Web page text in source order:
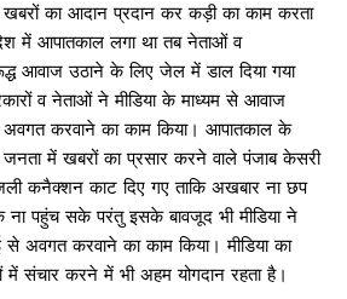
का आदान प्रदान कर कड़ी का काम करता
में आपातकाल लगा था तब नेताओं व
आवाज उठाने के लिए जेल में डाल दिया गया
व नेताओं ने मीडिया के माध्यम से आवाज
करवाने का काम किया। आपातकाल के
जनता में खबरों का प्रसार करने वाले पंजाब केसरी
कनैक्शन काट दिए गए ताकि अखबार ना छप
पहुंच सके परंतु इसके बावजूद भी मीडिया ने
से अवगत करवाने का काम किया। मीडिया का
में संचार करने में भी अहम योगदान रहता है।